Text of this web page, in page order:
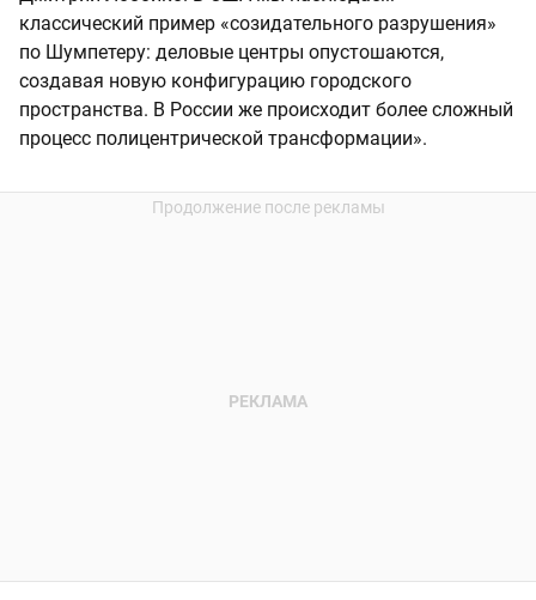
классический пример «созидательного разрушения»
по Шумпетеру: деловые центры опустошаются,
создавая новую конфигурацию городского
пространства. В России же происходит более сложный
процесс полицентрической трансформации».